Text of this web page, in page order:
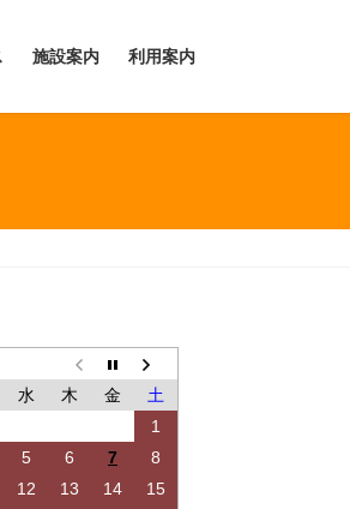
施設案内 利用案内
水 木 金
土
1
5 6 7
8
12 13 14
15